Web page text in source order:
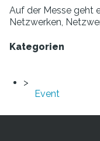
Auf der Messe geht
Netzwerken,
Kategorien
Event